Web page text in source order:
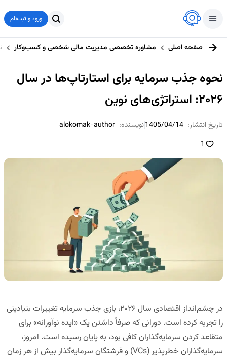
ورود و ثبت‌نام
صفحه اصلی مشاوره تخصصی مدیریت مالی شخصی و کسب‌وکار
نحوه جذب سرمایه برای استارتاپ‌ها در سال
۲۰۲۶: استراتژی‌های نوین
تاریخ انتشار: 1405/04/14نویسنده: alokomak-author
1
در چشم‌انداز اقتصادی سال ۲۰۲۶، بازی جذب سرمایه تغییرات بنیادینی
را تجربه کرده است. دورانی که صرفاً داشتن یک «ایده نوآورانه» برای
متقاعد کردن سرمایه‌گذاران کافی بود، به پایان رسیده است. امروز،
سرمایه‌گذاران خطرپذیر (VCs) و فرشتگان سرمایه‌گذار بیش از هر زمان